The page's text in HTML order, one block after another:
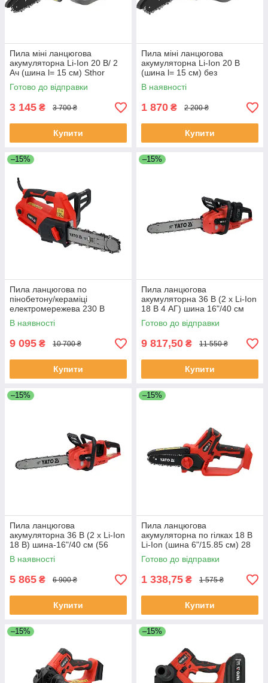
Пила міні ланцюгова
акумуляторна Li-Ion 20 В/ 2
Ач (шина l= 15 см) Sthor
78211
Готово до відправки
3 145 ₴ 3 700 ₴
Купити
Пила міні ланцюгова
акумуляторна Li-Ion 20 В
(шина l= 15 см) без
акумулятора Sthor 78210
В наявності
1 870 ₴ 2 200 ₴
Купити
–15%
Пила ланцюгова по
пінобетону/кераміці
електромережева 230 В
(1200 Вт) шина 12" (300 мм)
Yato YT-82157
В наявності
9 095 ₴ 10 700 ₴
Купити
–15%
Пила ланцюгова
акумуляторна 36 В (2 x Li-Ion
18 В 4 АГ) шина 16"/40 см
(56 ланок) Yato YT-828131
Готово до відправки
9 817,50 ₴ 11 550 ₴
Купити
–15%
Пила ланцюгова
акумуляторна 36 В (2 x Li-Ion
18 В) шина-16"/40 см (56
ланок) без акумулятора Yato
YT-828132
В наявності
5 865 ₴ 6 900 ₴
Купити
–15%
Пила ланцюгова
акумуляторна по гілках 18 В
Li-Ion (шина 6"/15.85 см) 28
ланок (без акумулятора) Yato
YT-828114
Готово до відправки
1 338,75 ₴ 1 575 ₴
Купити
–15% –15%